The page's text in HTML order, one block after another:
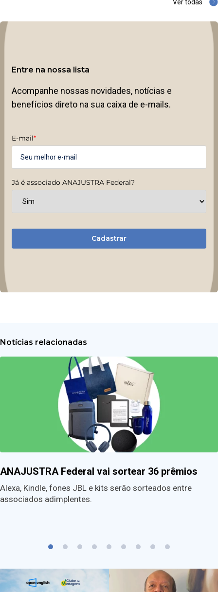
Ver todas
Entre na nossa lista
Acompanhe nossas novidades, notícias e
benefícios direto na sua caixa de e-mails.
E-mail*
Já é associado ANAJUSTRA Federal?
Cadastrar
Notícias relacionadas
ANAJUSTRA Federal vai sortear 36 prêmios
Alexa, Kindle, fones JBL e kits serão sorteados entre
associados adimplentes.